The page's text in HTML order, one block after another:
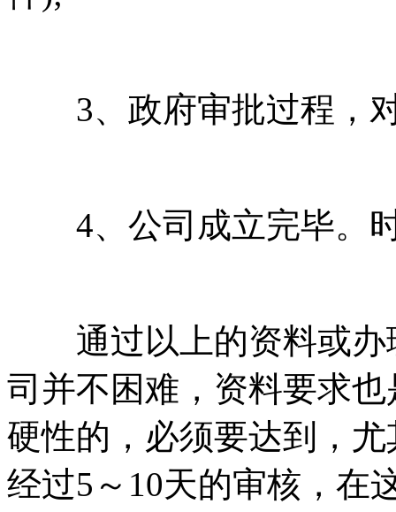
3、政府审批过程，对
4、公司成立完毕。时
通过以上的资料或办
司并不困难，资料要求
硬性的，必须要达到，
经过5～10天的审核，在